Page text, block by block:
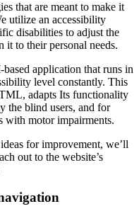
that are meant to make it
utilize an accessibility
disabilities to adjust the
it to their personal needs.
application that runs in
level constantly. This
adapts Its functionality
the blind users, and for
with motor impairments.
for improvement, we’ll
out to the website’s